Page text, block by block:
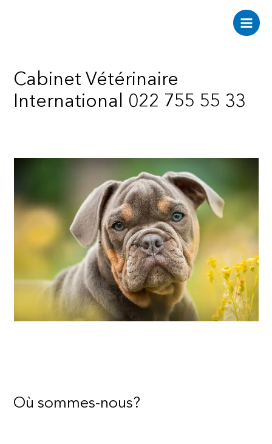
Main
Cabinet Vétérinaire
International 022 755 55 33
Où sommes-nous?